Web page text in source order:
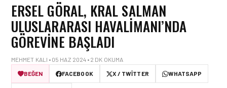
ERSEL GÖRAL, KRAL SALMAN
ULUSLARARASI HAVALIMANI’NDA
GÖREVINE BAŞLADI
MEHMET KALI • 05 HAZ 2024 • 2 DK OKUMA
BEĞEN
FACEBOOK X / TWITTER WHATSAPP